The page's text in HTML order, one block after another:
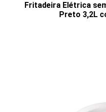
Fritadeira Elétrica
Preto 3,2L